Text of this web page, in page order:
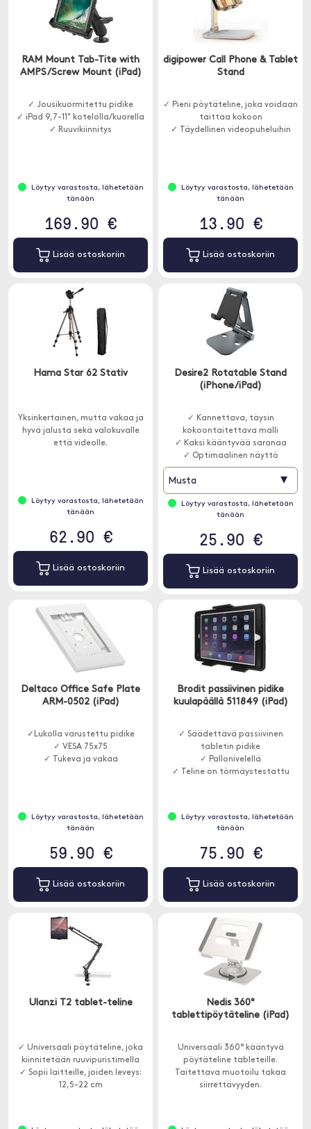
RAM Mount Tab-Tite with
AMPS/Screw Mount (iPad)
✓ Jousikuormitettu pidike
✓ iPad 9,7-11" kotelolla/kuorella
✓ Ruuvikiinnitys
Löytyy varastosta, lähetetään
tänään
169.90 €
Lisää ostoskoriin
digipower Call Phone & Tablet
Stand
✓ Pieni pöytäteline, joka voidaan
taittaa kokoon
✓ Täydellinen videopuheluihin
Löytyy varastosta, lähetetään
tänään
13.90 €
Lisää ostoskoriin
Hama Star 62 Stativ
Yksinkertainen, mutta vakaa ja
hyvä jalusta sekä valokuvalle
että videolle.
Löytyy varastosta, lähetetään
tänään
62.90 €
Lisää ostoskoriin
Desire2 Rotatable Stand
(iPhone/iPad)
✓ Kannettava, täysin
kokoontaitettava malli
✓ Kaksi kääntyvää saranaa
✓ Optimaalinen näyttö
Musta ▾
Löytyy varastosta, lähetetään
tänään
25.90 €
Lisää ostoskoriin
Deltaco Office Safe Plate
ARM-0502 (iPad)
✓Lukolla varustettu pidike
✓ VESA 75x75
✓ Tukeva ja vakaa
Löytyy varastosta, lähetetään
tänään
59.90 €
Lisää ostoskoriin
Brodit passiivinen pidike
kuulapäällä 511849 (iPad)
✓ Säädettävä passiivinen
tabletin pidike
✓ Pallonivelellä
✓ Teline on törmäystestattu
Löytyy varastosta, lähetetään
tänään
75.90 €
Lisää ostoskoriin
Ulanzi T2 tablet-teline
✓ Universaali pöytäteline, joka
kiinnitetään ruuvipuristimella
✓ Sopii laitteille, joiden leveys:
12,5-22 cm
Nedis 360°
tablettipöytäteline (iPad)
Universaali 360° kääntyvä
pöytäteline tableteille.
Taitettava muotoilu takaa
siirrettävyyden.